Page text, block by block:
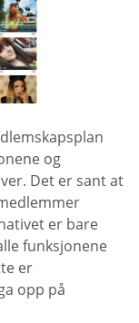
og
Det er sant at
er bare
funksjonene
er
opp på